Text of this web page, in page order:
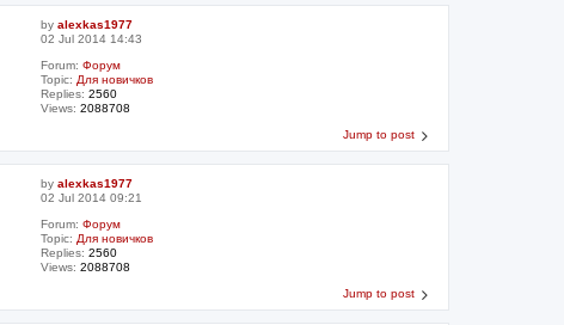
by alexkas1977
02 Jul 2014 14:43
Forum: Форум
Topic: Для новичков
Replies: 2560
Views: 2088708
Jump to post
by alexkas1977
02 Jul 2014 09:21
Forum: Форум
Topic: Для новичков
Replies: 2560
Views: 2088708
Jump to post